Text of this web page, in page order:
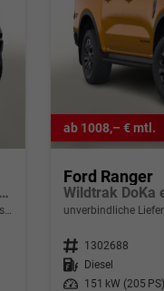
Limited DoKa el.Rollo AHK ACC LED SHZ Nav
ab 1008,– € mtl.
Ford Ranger
Wildtrak DoKa
unverbindliche
Fahrzeugnr. 1302688
Kraftstoff Diesel
Leistung
151 kW (205 PS)